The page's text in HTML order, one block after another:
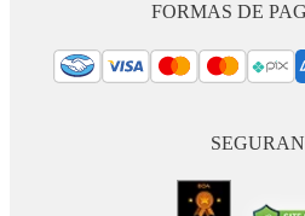
FORMAS DE